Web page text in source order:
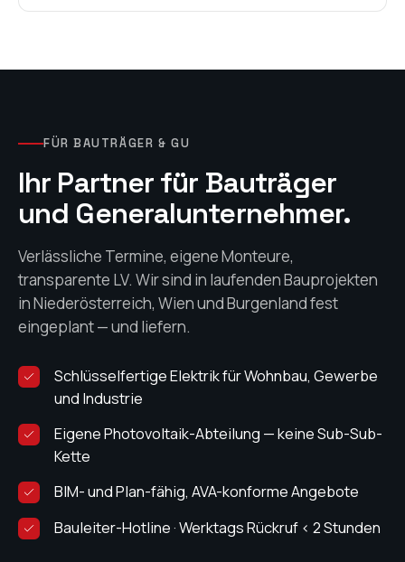
FÜR BAUTRÄGER & GU
Ihr Partner für Bauträger
und Generalunternehmer.
Verlässliche Termine, eigene Monteure,
transparente LV. Wir sind in laufenden Bauprojekten
in Niederösterreich, Wien und Burgenland fest
eingeplant — und liefern.
Schlüsselfertige Elektrik für Wohnbau, Gewerbe
und Industrie
Eigene Photovoltaik-Abteilung — keine Sub-Sub-
Kette
BIM- und Plan-fähig, AVA-konforme Angebote
Bauleiter-Hotline · Werktags Rückruf < 2 Stunden